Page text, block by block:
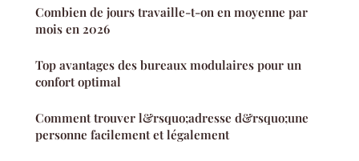
Combien de jours travaille-t-on en moyenne par
mois en 2026
Top avantages des bureaux modulaires pour un
confort optimal
Comment trouver l&rsquo;adresse d&rsquo;une
personne facilement et légalement